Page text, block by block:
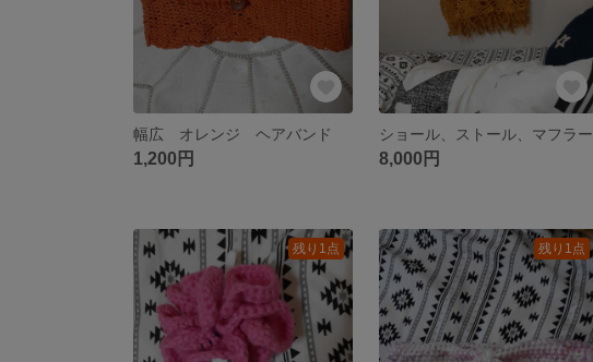
幅広 オレンジ ヘアバンド
1,200円
ショール、ストール、マフラー
8,000円
残り1点 残り1点